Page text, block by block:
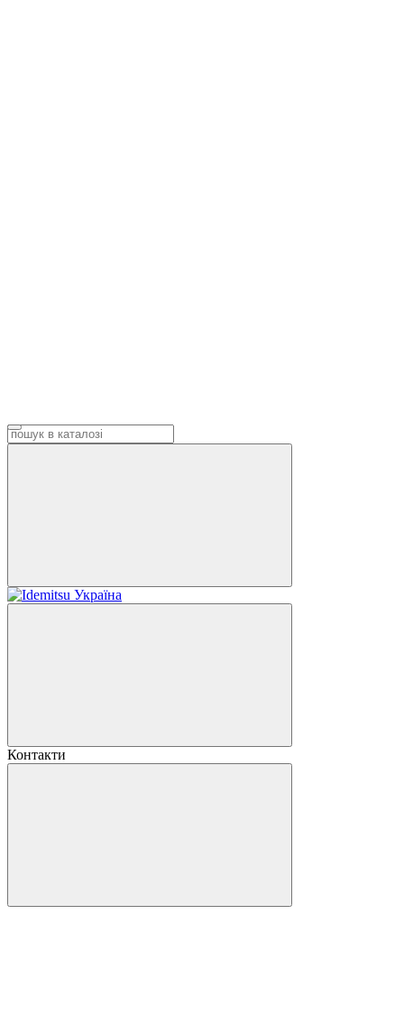
Контакти